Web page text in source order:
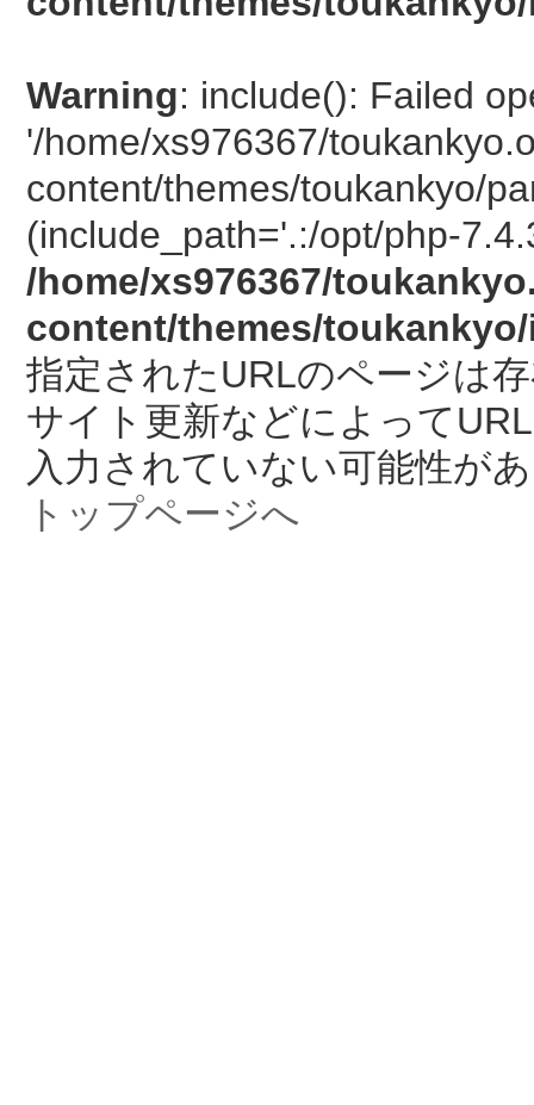
Warning: include(): Failed
'/home/xs976367/
content/themes/toukankyo/
(include_path='.:/opt/php-
/home/xs976367/
content/themes/
指定されたURLのページは
サイト更新などによって
入力されていない可能性が
トップページへ